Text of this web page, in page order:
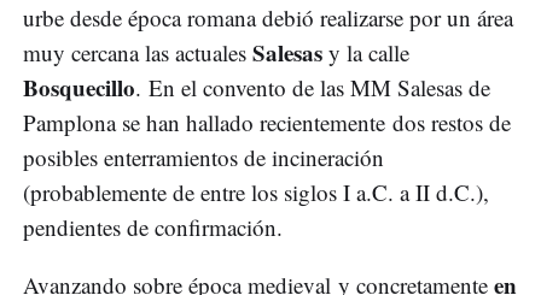
urbe desde época romana debió realizarse por un área
muy cercana las actuales Salesas y la calle
Bosquecillo. En el convento de las MM Salesas de
Pamplona se han hallado recientemente dos restos de
posibles enterramientos de incineración
(probablemente de entre los siglos I a.C. a II d.C.),
pendientes de confirmación.
Avanzando sobre época medieval y concretamente en